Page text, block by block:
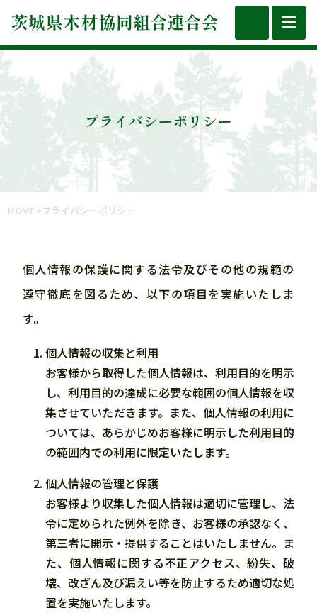
プライバシーポリシー
HOME>プライバシーポリシー
個人情報の保護に関する法令及びその他の規範の
遵守徹底を図るため、以下の項目を実施いたしま
す。
個人情報の収集と利用
お客様から取得した個人情報は、利用目的を明示
し、利用目的の達成に必要な範囲の個人情報を収
集させていただきます。また、個人情報の利用に
ついては、あらかじめお客様に明示した利用目的
の範囲内での利用に限定いたします。
個人情報の管理と保護
お客様より収集した個人情報は適切に管理し、法
令に定められた例外を除き、お客様の承認なく、
第三者に開示・提供することはいたしません。ま
た、個人情報に関する不正アクセス、紛失、破
壊、改ざん及び漏えい等を防止するため適切な処
置を実施いたします。